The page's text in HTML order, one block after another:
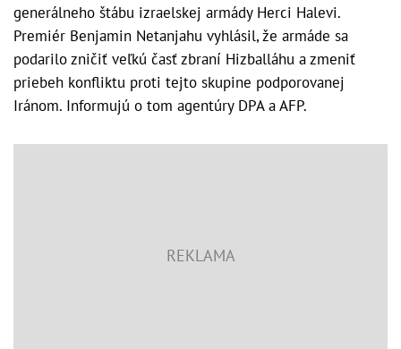
generálneho štábu izraelskej armády Herci Halevi.
Premiér Benjamin Netanjahu vyhlásil, že armáde sa
podarilo zničiť veľkú časť zbraní Hizballáhu a zmeniť
priebeh konfliktu proti tejto skupine podporovanej
Iránom. Informujú o tom agentúry DPA a AFP.